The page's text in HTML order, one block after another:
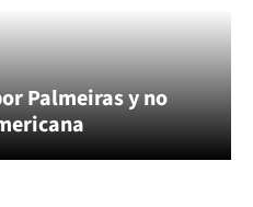
Palmeiras y no